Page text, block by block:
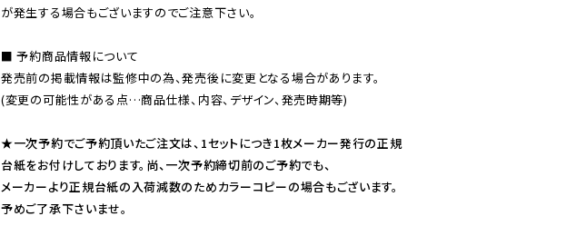
が発生する場合もございますのでご注意下さい。
■ 予約商品情報について
発売前の掲載情報は監修中の為、発売後に変更となる場合があります。
(変更の可能性がある点…商品仕様、内容、デザイン、発売時期等)
★一次予約でご予約頂いたご注文は、1セットにつき1枚メーカー発行の正規
台紙をお付けしております。尚、一次予約締切前のご予約でも、
メーカーより正規台紙の入荷減数のためカラーコピーの場合もございます。
予めご了承下さいませ。